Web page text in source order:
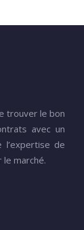
trouver le bon
avec un
de
marché.